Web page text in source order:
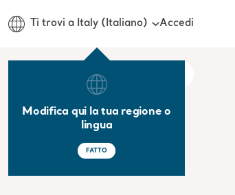
Ti trovi a Italy (Italiano)
Modifica qui la tua regione o
lingua
FATTO
Accedi